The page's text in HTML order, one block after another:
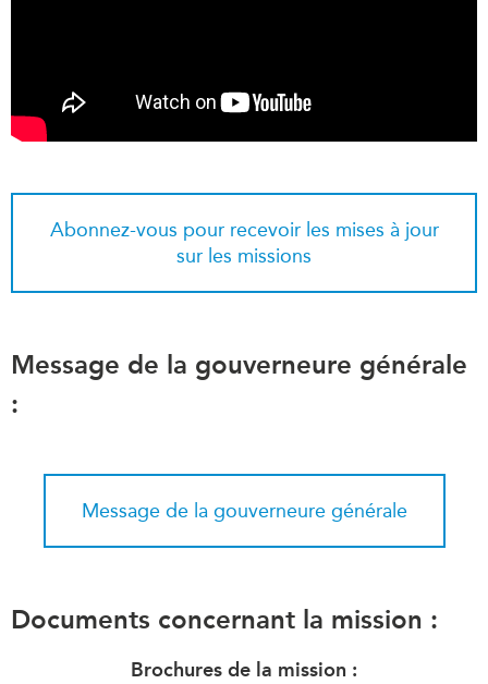
Abonnez-vous pour recevoir les mises à jour
sur les missions
Message de la gouverneure générale
:
Message de la gouverneure générale
Documents concernant la mission :
Brochures de la mission :